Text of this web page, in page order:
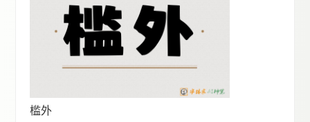
槛外